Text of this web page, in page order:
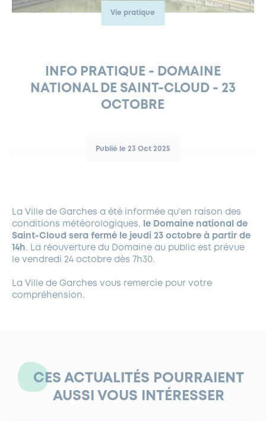
EAU POTABLE ET ASSAINISSEMENT
INFORMATIONS PRATIQUES
SUBVENTIONS
FERMETURES EXCEPTIONNELLES
PANNEAUX D’AFFICHAGE LIBRE
GRÖBENZELL
DÉVELOPPEMENT DURABLE
ÉCONOMIES D’ÉNERGIE
DEMANDE D’ABATTAGE
GESTION DU PATRIMOINE ARBORÉ
Vie pratique
INFO PRATIQUE - DOMAINE
NATIONAL DE SAINT-CLOUD - 23
OCTOBRE
Publié le 23 Oct 2025
La Ville de Garches a été informée qu’en raison des
conditions météorologiques, le Domaine national de
Saint-Cloud sera fermé le jeudi 23 octobre à partir de
14h. La réouverture du Domaine au public est prévue
le vendredi 24 octobre dès 7h30.
La Ville de Garches vous remercie pour votre
compréhension.
CES ACTUALITÉS POURRAIENT
AUSSI VOUS INTÉRESSER